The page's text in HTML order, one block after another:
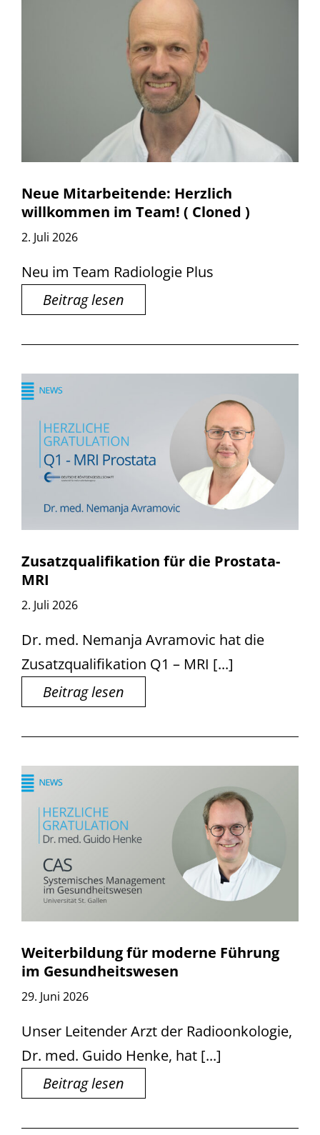
Neue Mitarbeitende: Herzlich
willkommen im Team! ( Cloned )
2. Juli 2026
Neu im Team Radiologie Plus
Beitrag lesen
Zusatzqualifikation für die Prostata-
MRI
2. Juli 2026
Dr. med. Nemanja Avramovic hat die
Zusatzqualifikation Q1 – MRI [...]
Beitrag lesen
Weiterbildung für moderne Führung
im Gesundheitswesen
29. Juni 2026
Unser Leitender Arzt der Radioonkologie,
Dr. med. Guido Henke, hat [...]
Beitrag lesen